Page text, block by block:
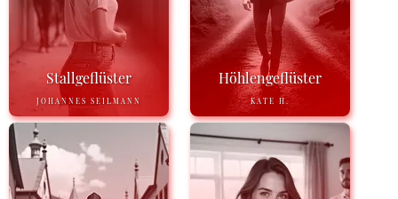
Stallgeflüster
JOHANNES SEILMANN
Höhlengeflüster
KATE H.